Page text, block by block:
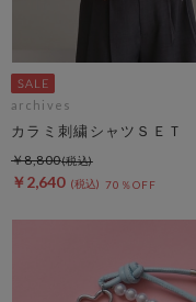
archives
カラミ刺繍シャツＳＥＴ
￥2,640 70％OFF
￥8,800